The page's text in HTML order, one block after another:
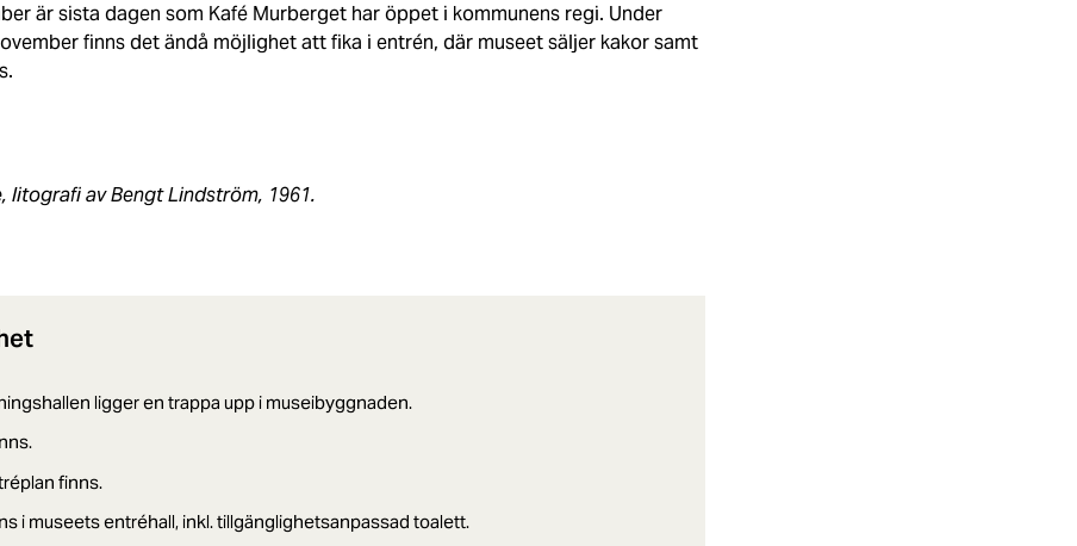
är sista dagen som Kafé Murberget har öppet i kommunens regi. Under
finns det ändå möjlighet att fika i entrén, där museet säljer kakor samt
litografi av Bengt Lindström, 1961.
ligger en trappa upp i museibyggnaden.
finns.
i museets entréhall, inkl. tillgänglighetsanpassad toalett.